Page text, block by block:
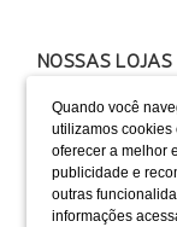
Quando você
utilizamos cookies
oferecer a melhor
publicidade e
outras
informações
NOSSAS LOJAS
FORMAS DE